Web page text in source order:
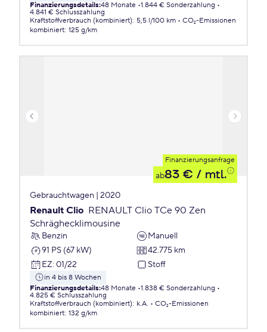
Finanzierungsdetails:48 Monate 1.844 € Sonderzahlung
4.841 € Schlusszahlung
Kraftstoffverbrauch (kombiniert): 5,5 l/100 km
CO₂-Emissionen
kombiniert: 125 g/km
Finanzierungsanfrage
ab83 € / mtl.
Gebrauchtwagen | 2020
Renault Clio RENAULT Clio TCe 90 Zen
Schräghecklimousine
Benzin
Manuell
91 PS (67 kW)
42.775 km
EZ: 01/22 Stoff
in 4 bis 8 Wochen
Finanzierungsdetails:48 Monate 1.838 € Sonderzahlung
4.825 € Schlusszahlung
Kraftstoffverbrauch (kombiniert): k.A.
CO₂-Emissionen
kombiniert: 132 g/km